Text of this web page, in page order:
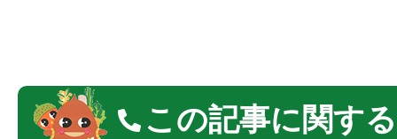
この記事に関す